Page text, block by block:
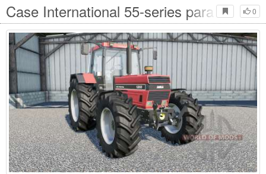
0
Case International 55-series para